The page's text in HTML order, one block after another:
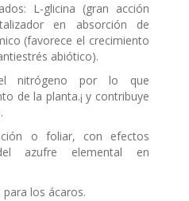
L-glicina (gran acción
en absorción de
(favorece el crecimiento
abiótico).
nitrógeno por lo que
de la planta.¡ y contribuye
o foliar, con efectos
azufre elemental en
los ácaros.